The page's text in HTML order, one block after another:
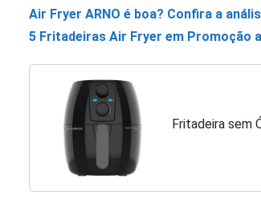
Air Fryer ARNO é boa? Confira a
5 Fritadeiras Air Fryer em Promoção
Fritadeira sem